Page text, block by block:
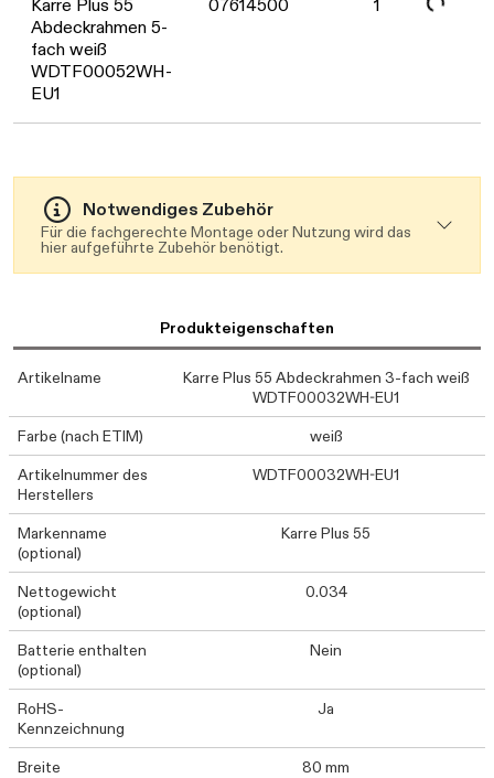
Karre Plus 55
Abdeckrahmen 5-
fach weiß
WDTF00052WH-
EU1
07614500 1
Notwendiges Zubehör
Für die fachgerechte Montage oder Nutzung wird das
hier aufgeführte Zubehör benötigt.
Produkteigenschaften
Artikelname
Karre Plus 55 Abdeckrahmen 3-fach weiß
WDTF00032WH-EU1
Farbe (nach ETIM)
weiß
Artikelnummer des
Herstellers
WDTF00032WH-EU1
Markenname
(optional)
Karre Plus 55
Nettogewicht
(optional)
0.034
Batterie enthalten
(optional)
Nein
RoHS-
Kennzeichnung
Ja
Breite
80 mm